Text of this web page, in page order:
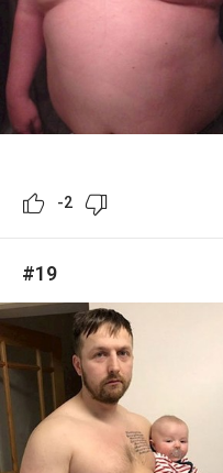
-2
#19